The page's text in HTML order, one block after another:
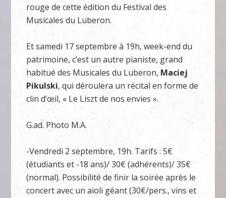
rouge de cette édition du Festival des
Musicales du Luberon.
Et samedi 17 septembre à 19h, week-end du
patrimoine, c’est un autre pianiste, grand
habitué des Musicales du Luberon, Maciej
Pikulski, qui déroulera un récital en forme de
clin d’œil, « Le Liszt de nos envies ».
G.ad. Photo M.A.
-Vendredi 2 septembre, 19h. Tarifs : 5€
(étudiants et -18 ans)/ 30€ (adhérents)/ 35€
(normal). Possibilité de finir la soirée après le
concert avec un aïoli géant (30€/pers., vins et